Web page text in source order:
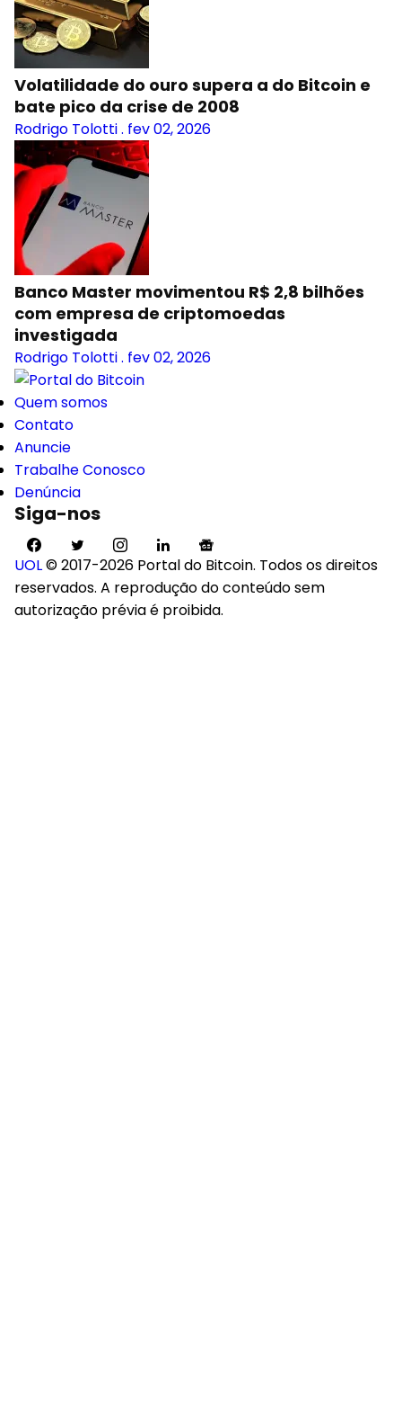
Volatilidade do ouro supera a do Bitcoin e
bate pico da crise de 2008
Rodrigo Tolotti. fev 02, 2026
Banco Master movimentou R$ 2,8 bilhões
com empresa de criptomoedas
investigada
Rodrigo Tolotti. fev 02, 2026
Quem somos
Contato
Anuncie
Trabalhe Conosco
Denúncia
Siga-nos
UOL© 2017-2026 Portal do Bitcoin. Todos os direitos
reservados. A reprodução do conteúdo sem
autorização prévia é proibida.